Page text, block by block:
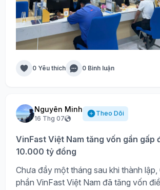
0 Yêu thích 0 Bình luận
Nguyên Minh
16 Thg 07
Theo Dõi
VinFast Việt Nam tăng vốn gần gấp
10.000 tỷ đồng
Chưa đầy một tháng sau khi thành
phần VinFast Việt Nam đã tăng vốn